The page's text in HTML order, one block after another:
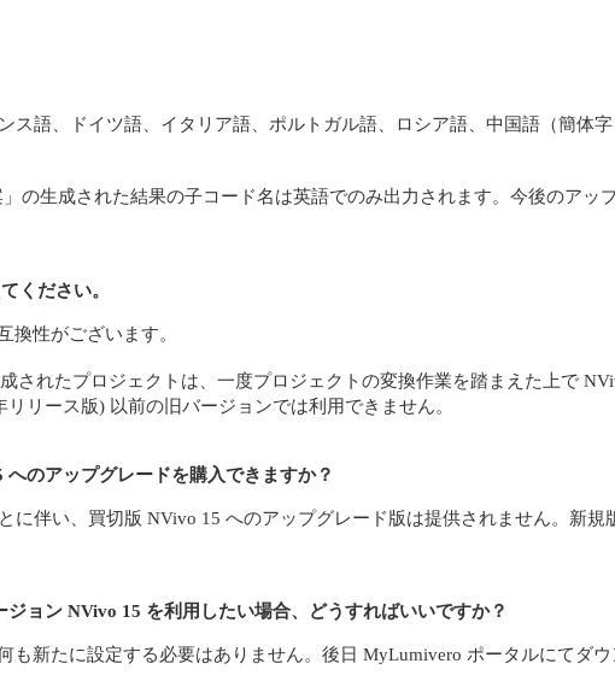
語、ドイツ語、イタリア語、ポルトガル語、ロシア語、中国語（簡体
の生成された結果の子コード名は英語でのみ出力されます。今後のアッ
ください。
換性がございます。
されたプロジェクトは、一度プロジェクトの変換作業を踏まえた上で
リース版) 以前の旧バージョンでは利用できません。
のアップグレードを購入できますか？
伴い、買切版 NVivo 15 へのアップグレード版は提供されません。新規
ョン NVivo 15 を利用したい場合、どうすればいいですか？
新たに設定する必要はありません。後日 MyLumivero ポータルにてダウ